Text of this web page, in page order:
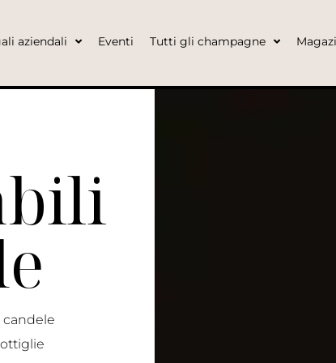
aziendali Eventi Tutti gli champagne
candele